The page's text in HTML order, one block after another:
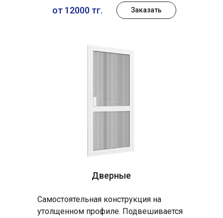
Дверные
Самостоятельная конструкция на
утолщенном профиле. Подвешивается
от 12000 тг. Заказать